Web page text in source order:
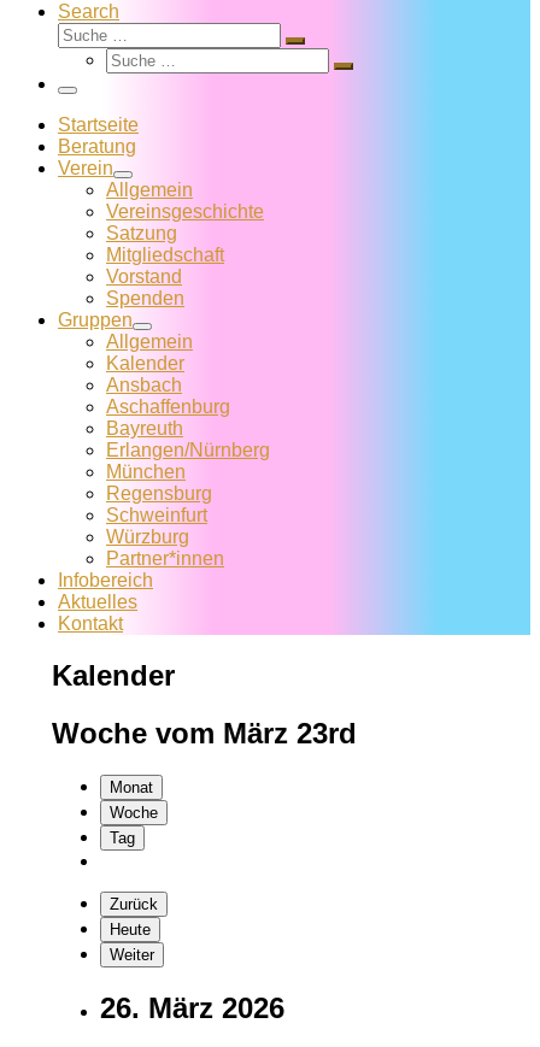
Search
Suche
Suche
Suche
Suche
Menü
Startseite
Beratung
Verein
Allgemein
Vereins­geschichte
Satzung
Mitglied­schaft
Vorstand
Spenden
Gruppen
Allgemein
Kalender
Ansbach
Aschaffenburg
Bayreuth
Erlangen/Nürnberg
München
Regensburg
Schweinfurt
Würzburg
Partner*innen
Infobereich
Aktuelles
Kontakt
Kalender
Woche vom März 23rd
Monat
Woche
Tag
Zurück
Heute
Weiter
26. März 2026